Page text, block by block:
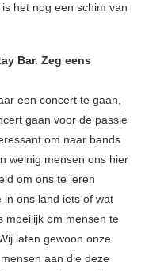
het nog een schim van
Bar. Zeg eens
een concert te gaan,
gaan voor de passie
om naar bands
weinig mensen ons hier
om ons te leren
in ons land iets of wat
moeilijk om mensen te
laten gewoon onze
aan die deze